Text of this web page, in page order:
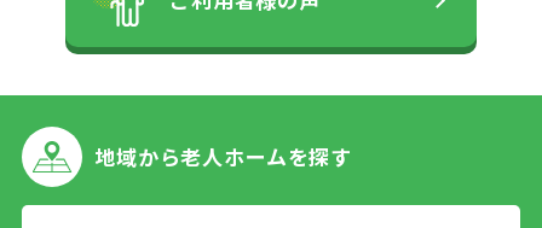
地域から老人ホームを探す